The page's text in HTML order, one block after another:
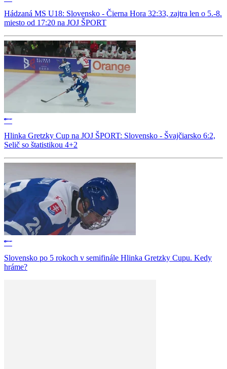
Hádzaná MS U18: Slovensko - Čierna Hora 32:33, zajtra len o 5.-8.
miesto od 17:20 na JOJ ŠPORT
Hlinka Gretzky Cup na JOJ ŠPORT: Slovensko - Švajčiarsko 6:2,
Selič so štatistikou 4+2
Slovensko po 5 rokoch v semifinále Hlinka Gretzky Cupu. Kedy
hráme?